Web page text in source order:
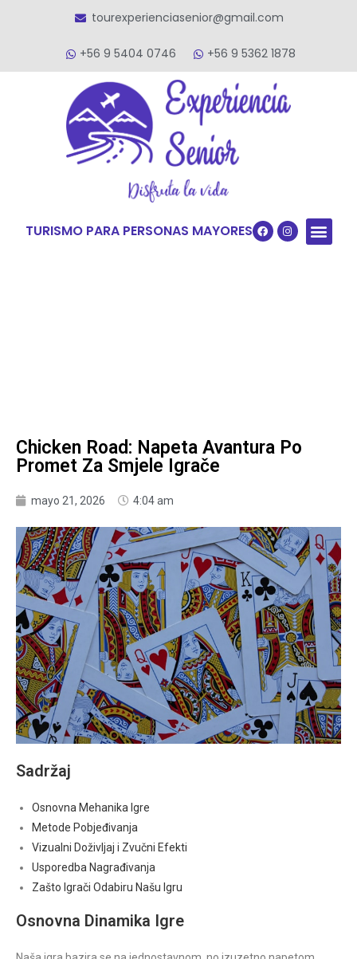
tourexperienciasenior@gmail.com
+56 9 5404 0746 +56 9 5362 1878
TURISMO PARA PERSONAS MAYORES
Chicken Road: Napeta Avantura Po
Promet Za Smjele Igrače
mayo 21, 2026 4:04 am
Sadržaj
Osnovna Mehanika Igre
Metode Pobjeđivanja
Vizualni Doživljaj i Zvučni Efekti
Usporedba Nagrađivanja
Zašto Igrači Odabiru Našu Igru
Osnovna Dinamika Igre